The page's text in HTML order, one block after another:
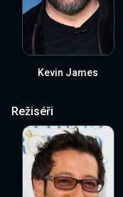
Kevin James
Režiséři